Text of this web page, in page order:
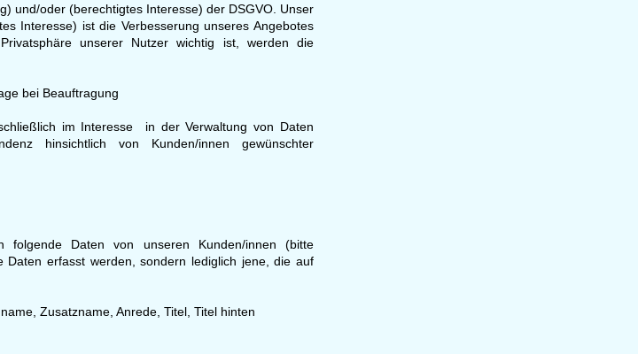
und/oder (berechtigtes Interesse) der DSGVO. Unser
Interesse) ist die Verbesserung unseres Angebotes
unserer Nutzer wichtig ist, werden die
bei Beauftragung
im Interesse in der Verwaltung von Daten
hinsichtlich von Kunden/innen gewünschter
folgende Daten von unseren Kunden/innen (bitte
erfasst werden, sondern lediglich jene, die auf
Zusatzname, Anrede, Titel, Titel hinten